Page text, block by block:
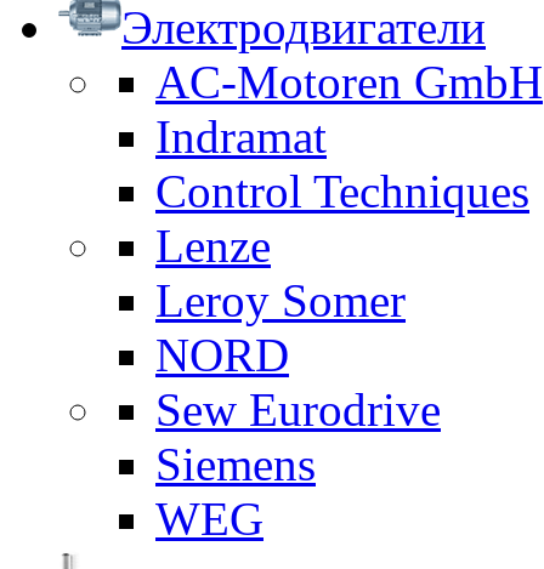
Электродвигатели
AC-Motoren GmbH
Indramat
Control Techniques
Lenze
Leroy Somer
NORD
Sew Eurodrive
Siemens
WEG